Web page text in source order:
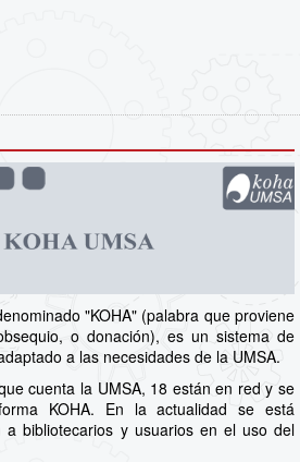
"KOHA" (palabra que proviene
o donación), es un sistema de
a las necesidades de la UMSA.
cuenta la UMSA, 18 están en red y se
KOHA. En la actualidad se está
a bibliotecarios y usuarios en el uso del